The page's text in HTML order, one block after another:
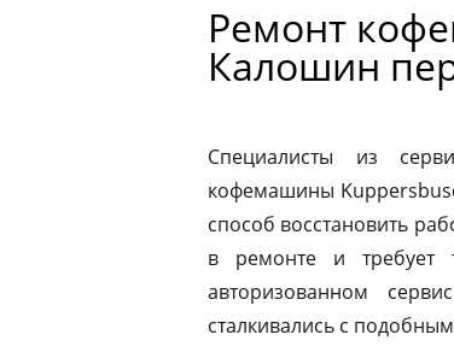
Ремонт
Калошин
Специалисты из
кофемашины
способ восстановить
в ремонте и требует
авторизованном
сталкивались с